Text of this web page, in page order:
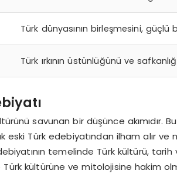
Türk dünyasının birleşmesini, güçlü
Türk ırkının üstünlüğünü ve
savunan bir düşünce akımıdır.
eski Türk edebiyatından ilham alır
temelinde Türk kültürü, tarih
kültürüne ve mitolojisine hakim